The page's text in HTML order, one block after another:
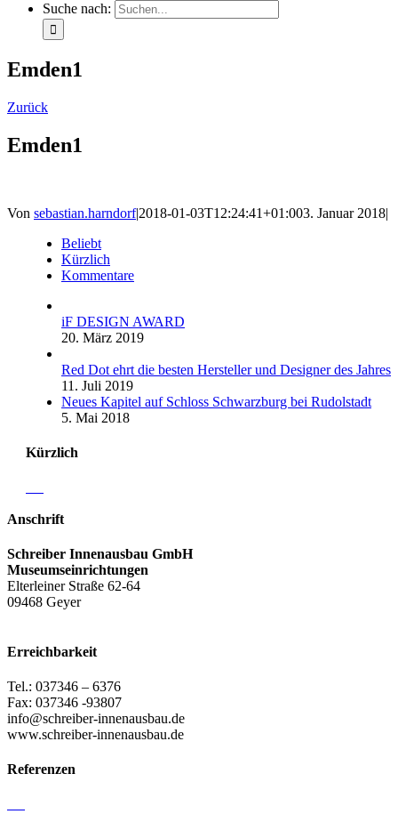
Suche nach:
Emden1
Zurück
Emden1
Von sebastian.harndorf|2018-01-03T12:24:41+01:003. Januar 2018|
Beliebt
Kürzlich
Kommentare
iF DESIGN AWARD
20. März 2019
Red Dot ehrt die besten Hersteller und Designer des Jahres
11. Juli 2019
Neues Kapitel auf Schloss Schwarzburg bei Rudolstadt
5. Mai 2018
Kürzlich
Anschrift
Schreiber Innenausbau GmbH
Museumseinrichtungen
Elterleiner Straße 62-64
09468 Geyer
Erreichbarkeit
Tel.: 037346 – 6376
Fax: 037346 -93807
info@schreiber-innenausbau.de
www.schreiber-innenausbau.de
Referenzen